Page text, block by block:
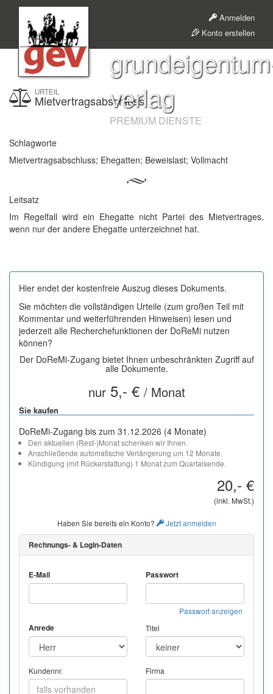
Anmelden
Konto erstellen
verlag
PREMIUM DIENSTE
URTEIL
Mietvertragsabschluss
Schlagworte
Mietvertragsabschluss; Ehegatten; Beweislast; Vollmacht
Leitsatz
Im Regelfall wird ein Ehegatte nicht Partei des Mietvertrages,
wenn nur der andere Ehegatte unterzeichnet hat.
Hier endet der kostenfreie Auszug dieses Dokuments.
Sie möchten die vollständigen Urteile (zum großen Teil mit
Kommentar und weiterführenden Hinweisen) lesen und
jederzeit alle Recherchefunktionen der DoReMi nutzen
können?
Der DoReMi-Zugang bietet Ihnen unbeschränkten Zugriff auf
alle Dokumente.
nur5,- € / Monat
Sie kaufen
DoReMi-Zugang bis zum 31.12.2026 (4 Monate)
Den aktuellen (Rest-)Monat schenken wir Ihnen.
Anschließende automatische Verlängerung um 12 Monate.
Kündigung (mit Rückerstattung) 1 Monat zum Quartalsende.
20,- €
(inkl. MwSt.)
Haben Sie bereits ein Konto? Jetzt anmelden
Rechnungs- & Login-Daten
E-Mail Passwort
Passwort anzeigen
Anrede Titel
Kundennr. Firma